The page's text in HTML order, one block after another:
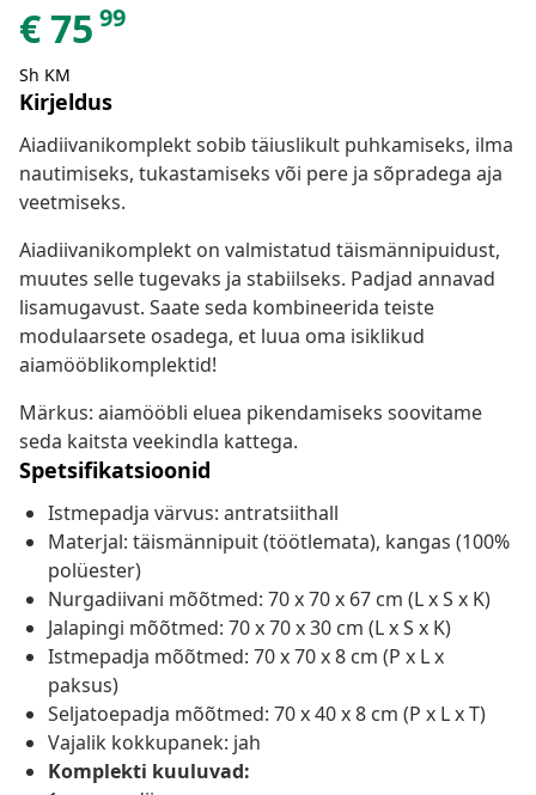
€75 99
Sh KM
Kirjeldus
Aiadiivanikomplekt sobib täiuslikult puhkamiseks, ilma
nautimiseks, tukastamiseks või pere ja sõpradega aja
veetmiseks.
Aiadiivanikomplekt on valmistatud täismännipuidust,
muutes selle tugevaks ja stabiilseks. Padjad annavad
lisamugavust. Saate seda kombineerida teiste
modulaarsete osadega, et luua oma isiklikud
aiamööblikomplektid!
Märkus: aiamööbli eluea pikendamiseks soovitame
seda kaitsta veekindla kattega.
Spetsifikatsioonid
Istmepadja värvus: antratsiithall
Materjal: täismännipuit (töötlemata), kangas (100%
polüester)
Nurgadiivani mõõtmed: 70 x 70 x 67 cm (L x S x K)
Jalapingi mõõtmed: 70 x 70 x 30 cm (L x S x K)
Istmepadja mõõtmed: 70 x 70 x 8 cm (P x L x
paksus)
Seljatoepadja mõõtmed: 70 x 40 x 8 cm (P x L x T)
Vajalik kokkupanek: jah
Komplekti kuuluvad: